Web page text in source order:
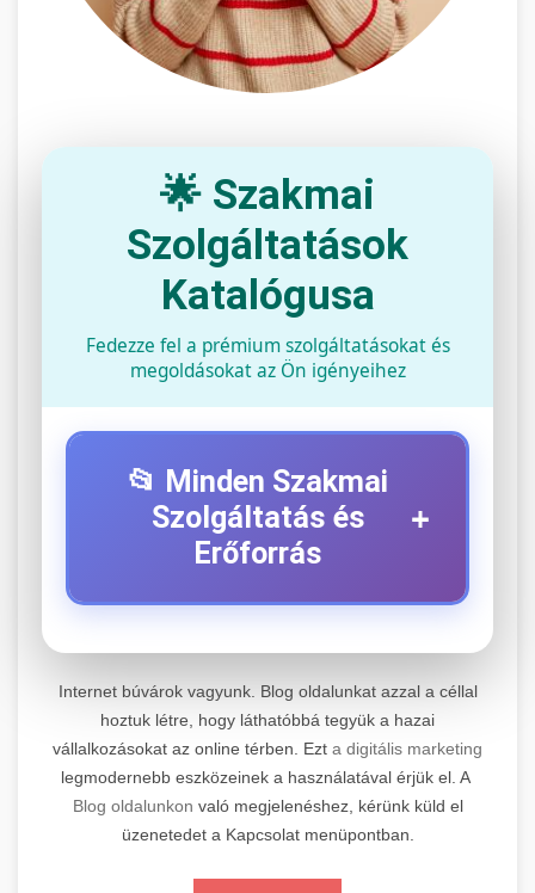
🌟 Szakmai
Szolgáltatások
Katalógusa
Fedezze fel a prémium szolgáltatásokat és
megoldásokat az Ön igényeihez
📂 Minden Szakmai
Szolgáltatás és
Erőforrás
+
+
Professzionális elektromos roller javítási és
karbantartási szolgáltatások. Szakértő
technikusaink minőségi szervízt nyújtanak
minden jelentős márkához és modellhez.
Szervizközpont Látogatása
📊 2. Online Marketing
Ügynökség
+
Átfogó online marketing szolgáltatások,
beleértve a SEO-t, közösségi média kezelést és
Internet búvárok vagyunk. Blog oldalunkat azzal a céllal
hoztuk létre, hogy láthatóbbá tegyük a hazai
vállalkozásokat az online térben. Ezt a digitális marketing
legmodernebb eszközeinek a használatával érjük el. A
Blog oldalunkon való megjelenéshez, kérünk küld el
üzenetedet a Kapcsolat menüpontban.